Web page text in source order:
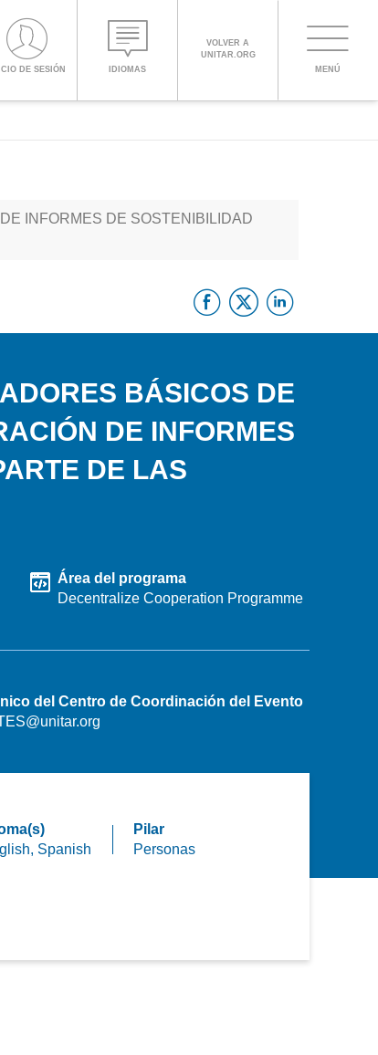
DE SESIÓN IDIOMAS
VOLVER A
UNITAR.ORG
MENÚ
PROCEED WITH CHECKOUT
CHINESE,
SIMPLIFIED
INFORMES DE SOSTENIBILIDAD
Facebook
Twitter
BÁSICOS DE
DE INFORMES
DE LAS
Área del programa
Decentralize Cooperation Programme
del Centro de Coordinación del Evento
Spanish
Pilar
Personas